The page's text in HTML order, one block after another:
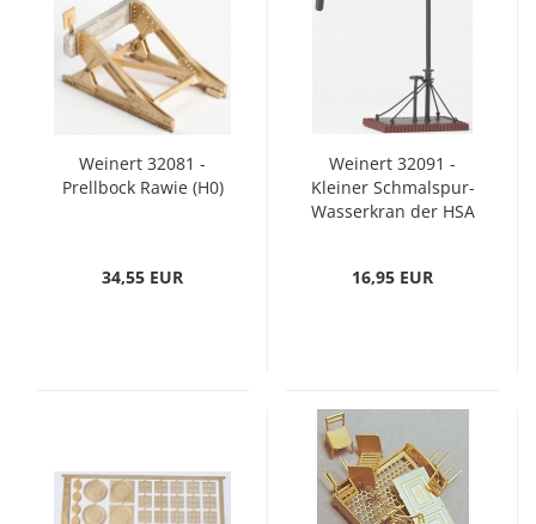
Weinert 32081 -
Prellbock Rawie (H0)
34,55 EUR
Weinert 32091 -
Kleiner Schmalspur-
Wasserkran der HSA
16,95 EUR